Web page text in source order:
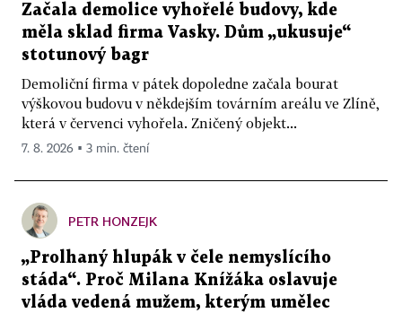
Začala demolice vyhořelé budovy, kde
měla sklad firma Vasky. Dům „ukusuje“
stotunový bagr
Demoliční firma v pátek dopoledne začala bourat
výškovou budovu v někdejším továrním areálu ve Zlíně,
která v červenci vyhořela. Zničený objekt...
7. 8. 2026 ▪ 3 min. čtení
PETR HONZEJK
„Prolhaný hlupák v čele nemyslícího
stáda“. Proč Milana Knížáka oslavuje
vláda vedená mužem, kterým umělec